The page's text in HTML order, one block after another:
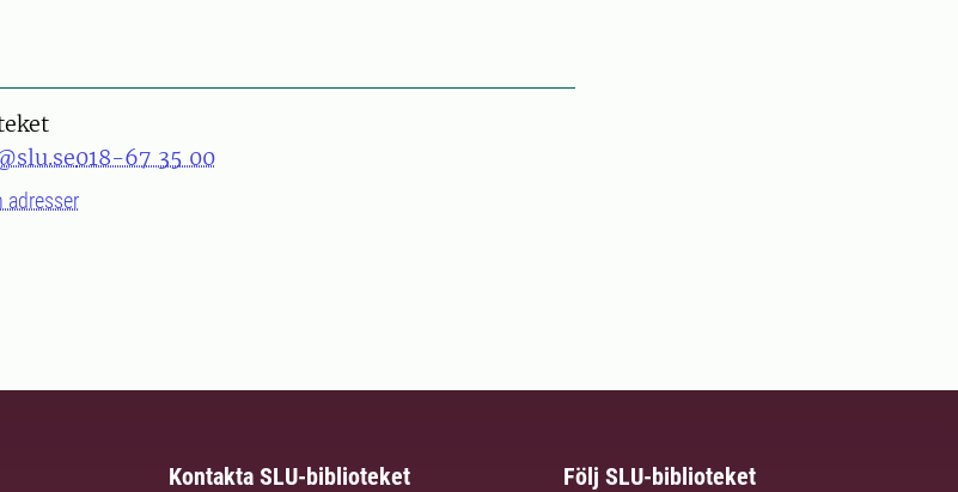
018-67 35 00
adresser
Kontakta SLU-biblioteket Följ SLU-biblioteket